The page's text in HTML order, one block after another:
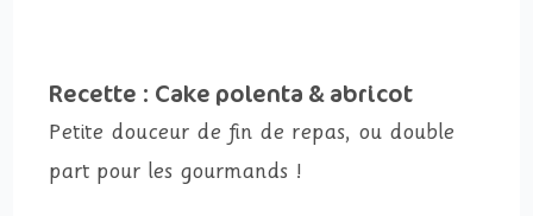
Recette : Cake polenta & abricot
Petite douceur de fin de repas, ou double
part pour les gourmands !